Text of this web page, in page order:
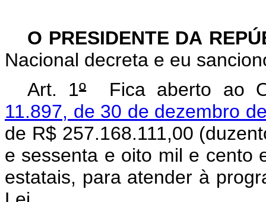
O PRESIDENTE DA
Nacional decreta e eu
Art. 1ºFica aberto ao
11.897, de 30 de dezembro
de R$ 257.168.111,00
e sessenta e oito mil e cento
estatais, para atender à